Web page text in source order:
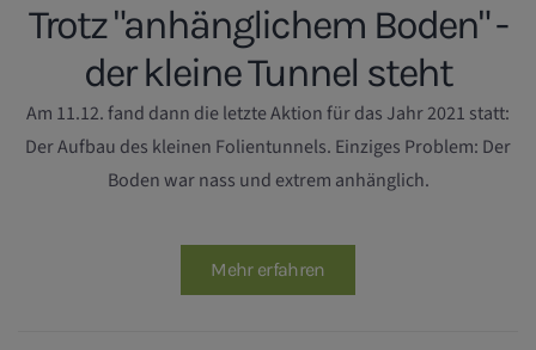
Trotz "anhänglichem Boden" -
der kleine Tunnel steht
Am 11.12. fand dann die letzte Aktion für das Jahr 2021 statt:
Der Aufbau des kleinen Folientunnels. Einziges Problem: Der
Boden war nass und extrem anhänglich.
Mehr erfahren